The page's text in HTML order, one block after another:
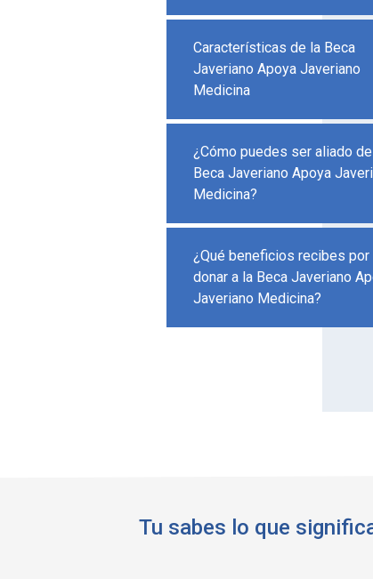
Características de la Beca
Javeriano Apoya Javeriano
Medicina
¿Cómo puedes ser aliado
Beca Javeriano Apoya
Medicina?
¿Qué beneficios recibes por
donar a la Beca Javeriano
Javeriano Medicina?
Tu sabes lo que